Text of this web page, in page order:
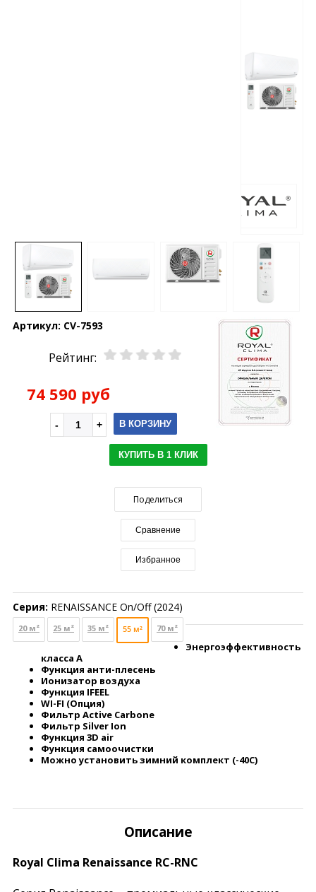
Артикул: CV-7593
Рейтинг:
74 590 руб
В КОРЗИНУ
КУПИТЬ В 1 КЛИК
Поделиться
Сравнение
Избранное
Серия: RENAISSANCE On/Off (2024)
20 м² 25 м² 35 м² 55 м² 70 м²
Энергоэффективность
класса А
Функция анти-плесень
Ионизатор воздуха
Функция IFEEL
WI-FI (Опция)
Фильтр Active Carbone
Фильтр Silver Ion
Функция 3D air
Функция самоочистки
Можно установить зимний комплект (-40С)
Описание
Royal Clima Renaissance RC-RNС